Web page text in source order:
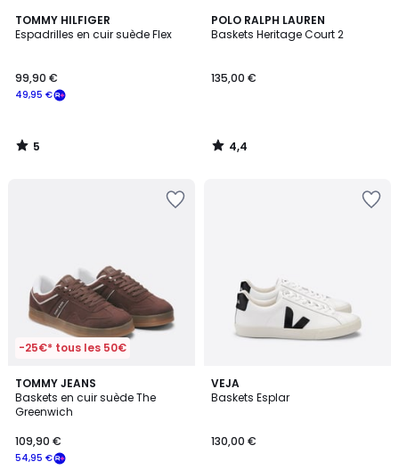
TOMMY HILFIGER
Espadrilles en cuir suède Flex
49,95 €
99,90 €
5
/
5
/
POLO RALPH LAUREN
Baskets Heritage Court 2
135,00 €
4,4
/ 5
4,4
/
-25€* tous les 50€
TOMMY JEANS
Baskets en cuir suède The
Greenwich
54,95 €
109,90 €
VEJA
Baskets Esplar
130,00 €
4,3
/ 5